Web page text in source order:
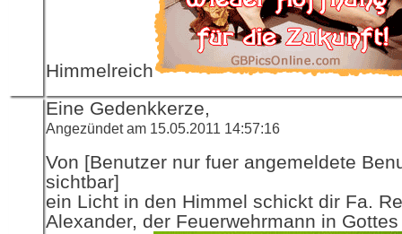
Himmelreich
Eine Gedenkkerze,
Angezündet am 15.05.2011 14:57:16
Von [Benutzer nur fuer angemeldete
sichtbar]
ein Licht in den Himmel schickt dir Fa.
Alexander, der Feuerwehrmann in Gottes